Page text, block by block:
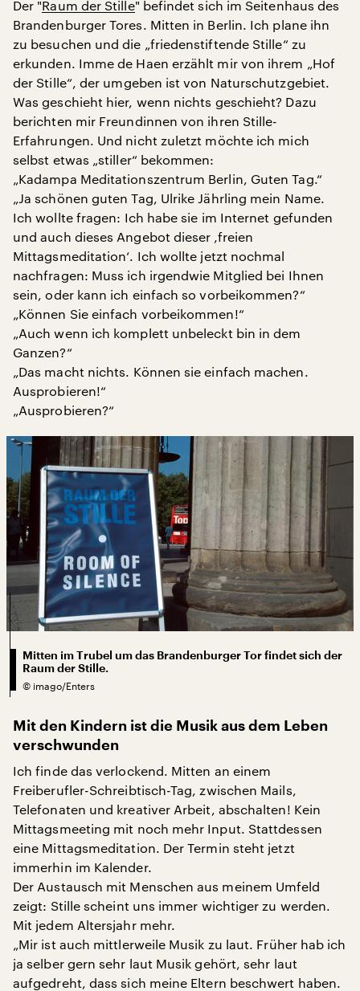
Der "Raum der Stille" befindet sich im Seitenhaus des
Brandenburger Tores. Mitten in Berlin. Ich plane ihn
zu besuchen und die „friedenstiftende Stille“ zu
erkunden. Imme de Haen erzählt mir von ihrem „Hof
der Stille“, der umgeben ist von Naturschutzgebiet.
Was geschieht hier, wenn nichts geschieht? Dazu
berichten mir Freundinnen von ihren Stille-
Erfahrungen. Und nicht zuletzt möchte ich mich
selbst etwas „stiller“ bekommen:
„Kadampa Meditationszentrum Berlin, Guten Tag.“
„Ja schönen guten Tag, Ulrike Jährling mein Name.
Ich wollte fragen: Ich habe sie im Internet gefunden
und auch dieses Angebot dieser ‚freien
Mittagsmeditation‘. Ich wollte jetzt nochmal
nachfragen: Muss ich irgendwie Mitglied bei Ihnen
sein, oder kann ich einfach so vorbeikommen?“
„Können Sie einfach vorbeikommen!“
„Auch wenn ich komplett unbeleckt bin in dem
Ganzen?“
„Das macht nichts. Können sie einfach machen.
Ausprobieren!“
„Ausprobieren?“
Mitten im Trubel um das Brandenburger Tor findet sich der
Raum der Stille.
© imago/Enters
Mit den Kindern ist die Musik aus dem Leben
verschwunden
Ich finde das verlockend. Mitten an einem
Freiberufler-Schreibtisch-Tag, zwischen Mails,
Telefonaten und kreativer Arbeit, abschalten! Kein
Mittagsmeeting mit noch mehr Input. Stattdessen
eine Mittagsmeditation. Der Termin steht jetzt
immerhin im Kalender.
Der Austausch mit Menschen aus meinem Umfeld
zeigt: Stille scheint uns immer wichtiger zu werden.
Mit jedem Altersjahr mehr.
„Mir ist auch mittlerweile Musik zu laut. Früher hab ich
ja selber gern sehr laut Musik gehört, sehr laut
aufgedreht, dass sich meine Eltern beschwert haben.